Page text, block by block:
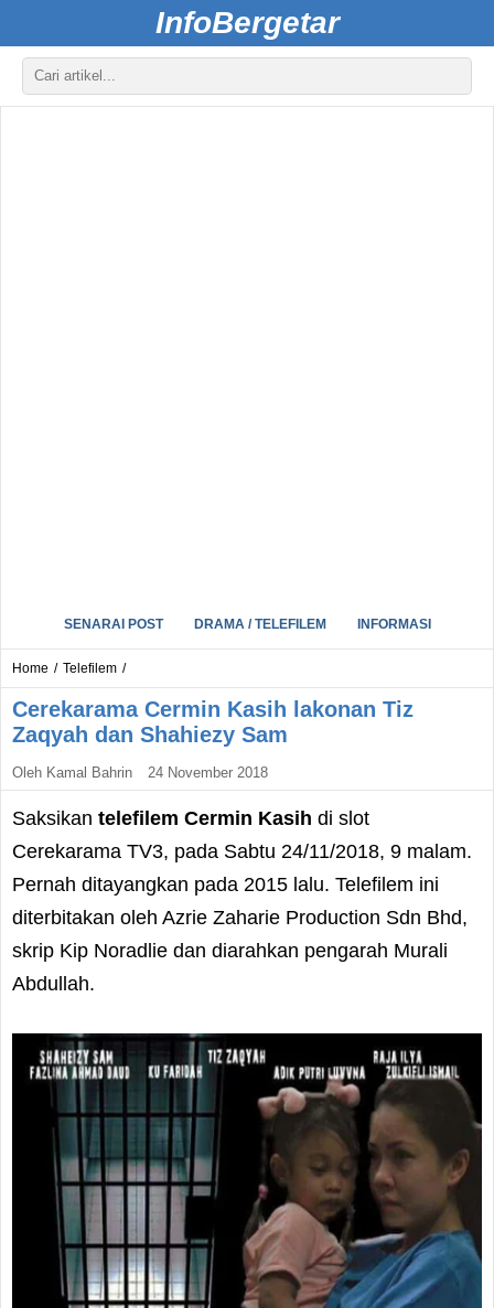
InfoBergetar
SENARAI POST DRAMA / TELEFILEM INFORMASI
Home / Telefilem /
Cerekarama Cermin Kasih lakonan Tiz
Zaqyah dan Shahiezy Sam
Oleh Kamal Bahrin 24 November 2018
Saksikan telefilem Cermin Kasih di slot
Cerekarama TV3, pada Sabtu 24/11/2018, 9 malam.
Pernah ditayangkan pada 2015 lalu. Telefilem ini
diterbitakan oleh Azrie Zaharie Production Sdn Bhd,
skrip Kip Noradlie dan diarahkan pengarah Murali
Abdullah.